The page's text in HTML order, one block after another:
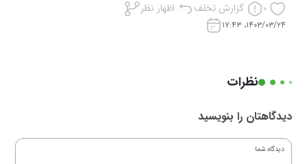
0 گزارش تخلف اظهار نظر
۱۴۰۳/۰۳/۲۴، ۱۷:۴۳
نظرات
دیدگاهتان را بنویسید